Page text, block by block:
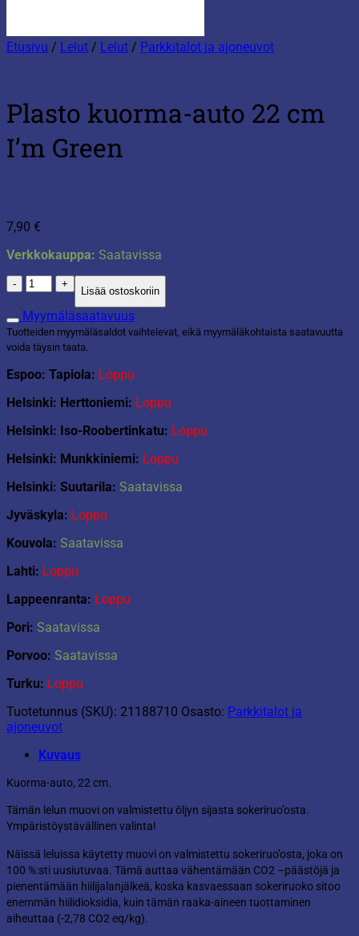
Etusivu / Lelut / Lelut / Parkkitalot ja ajoneuvot
Plasto kuorma-auto 22 cm
I’m Green
7,90 €
Verkkokauppa: Saatavissa
Plasto
kuorma-
auto
22
cm
Green
Lisää ostoskoriin
Myymäläsaatavuus
Tuotteiden myymäläsaldot vaihtelevat, eikä myymäläkohtaista saatavuutta
voida täysin taata.
Espoo: Tapiola: Loppu
Helsinki: Herttoniemi: Loppu
Helsinki: Iso-Roobertinkatu: Loppu
Helsinki: Munkkiniemi: Loppu
Helsinki: Suutarila: Saatavissa
Jyväskyla: Loppu
Kouvola: Saatavissa
Lahti: Loppu
Lappeenranta: Loppu
Pori: Saatavissa
Porvoo: Saatavissa
Turku: Loppu
Tuotetunnus (SKU): 21188710 Osasto: Parkkitalot ja
ajoneuvot
Kuvaus
Kuorma-auto, 22 cm.
Tämän lelun muovi on valmistettu öljyn sijasta sokeriruo’osta.
Ympäristöystävällinen valinta!
Näissä leluissa käytetty muovi on valmistettu sokeriruo’osta, joka on
100 %:sti uusiutuvaa. Tämä auttaa vähentämään CO2 –päästöjä ja
pienentämään hiilijalanjälkeä, koska kasvaessaan sokeriruoko sitoo
enemmän hiilidioksidia, kuin tämän raaka-aineen tuottaminen
aiheuttaa (-2,78 CO2 eq/kg).